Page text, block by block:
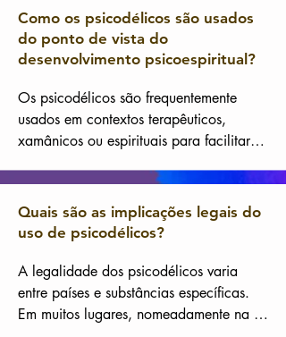
desenvolvimento pessoal e
espiritualidade.
Como os psicodélicos são usados
do ponto de vista do
desenvolvimento psicoespiritual?
Os psicodélicos são frequentemente
usados em contextos terapêuticos,
xamânicos ou espirituais para facilitar
exploração da consciência e
crescimento pessoal. É também por isso
que às vezes lhes damos o nome de
abrem ao sentimento do divino, que
geram em si mesmas uma experiência
do divino.
Quais são as implicações legais do
uso de psicodélicos?
A legalidade dos psicodélicos varia
entre países e substâncias específicas.
Em muitos lugares, nomeadamente na